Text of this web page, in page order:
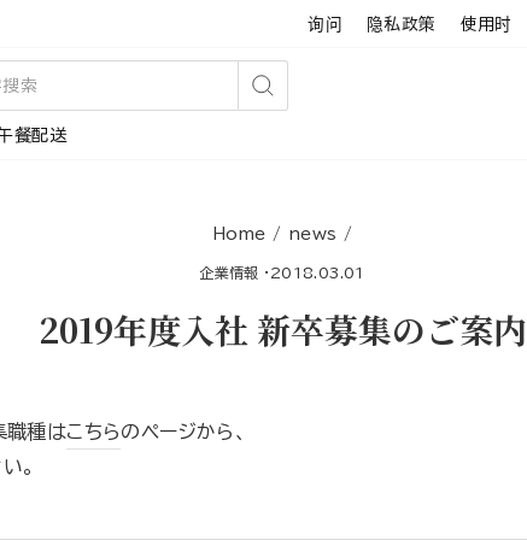
询问 隐私政策 使用时
搜
餐配送
Home / news /
企業情報 · 2018.03.01
2019年度入社 新卒募集のご案内
職種はこちらのページから、
。